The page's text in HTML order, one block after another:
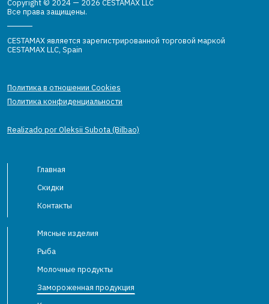
Copyright © 2024 — 2026 CESTAMAX LLC
Все права защищены.
CESTAMAX является зарегистрированной торговой маркой
CESTAMAX LLC, Spain
Политика в отношении Cookies
Политика конфиденциальности
Realizado por Oleksii Subota (Bilbao)
Главная
Скидки
Контакты
Мясные изделия
Рыба
Молочные продукты
Замороженная продукция